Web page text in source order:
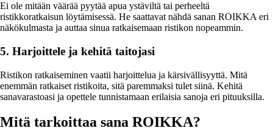
Ei ole mitään väärää pyytää apua ystäviltä tai perheeltä
ristikkoratkaisun löytämisessä. He saattavat nähdä sanan ROIKKA eri
näkökulmasta ja auttaa sinua ratkaisemaan ristikon nopeammin.
5. Harjoittele ja kehitä taitojasi
Ristikon ratkaiseminen vaatii harjoittelua ja kärsivällisyyttä. Mitä
enemmän ratkaiset ristikoita, sitä paremmaksi tulet siinä. Kehitä
sanavarastoasi ja opettele tunnistamaan erilaisia sanoja eri pituuksilla.
Mitä tarkoittaa sana ROIKKA?